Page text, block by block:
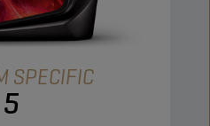
SPECIFIC